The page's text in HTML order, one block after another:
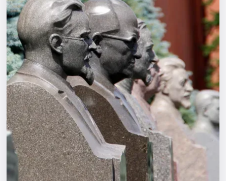
Города
Площадки
Артисты
Рейтинги